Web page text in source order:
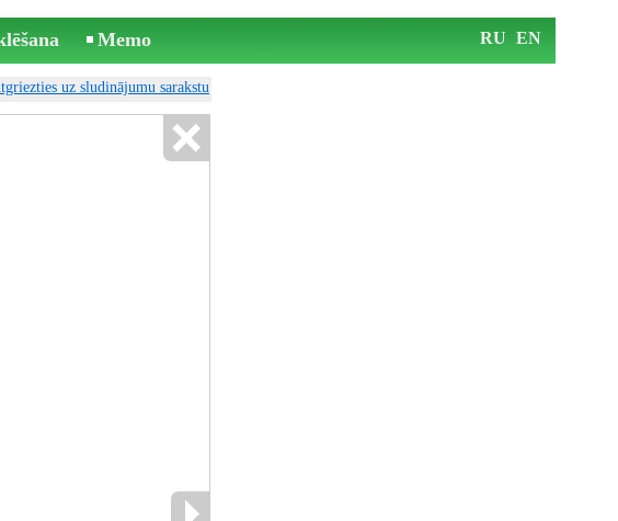
Memo RU EN
uz sludinājumu sarakstu